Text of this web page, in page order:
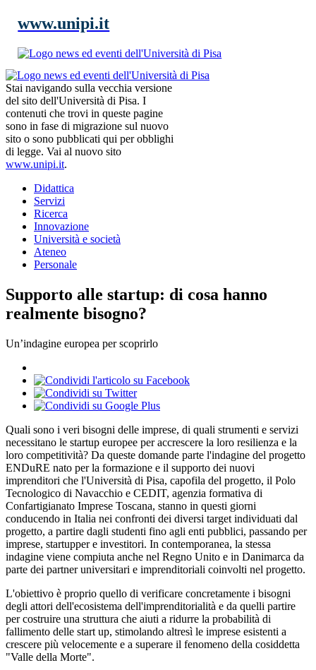
www.unipi.it
Stai navigando sulla vecchia versione
del sito dell'Università di Pisa. I
contenuti che trovi in queste pagine
sono in fase di migrazione sul nuovo
sito o sono pubblicati qui per obblighi
di legge. Vai al nuovo sito
www.unipi.it.
Didattica
Servizi
Ricerca
Innovazione
Università e società
Ateneo
Personale
Supporto alle startup: di cosa hanno
realmente bisogno?
Un’indagine europea per scoprirlo
Quali sono i veri bisogni delle imprese, di quali strumenti e servizi
necessitano le startup europee per accrescere la loro resilienza e la
loro competitività? Da queste domande parte l'indagine del progetto
ENDuRE nato per la formazione e il supporto dei nuovi
imprenditori che l'Università di Pisa, capofila del progetto, il Polo
Tecnologico di Navacchio e CEDIT, agenzia formativa di
Confartigianato Imprese Toscana, stanno in questi giorni
conducendo in Italia nei confronti dei diversi target individuati dal
progetto, a partire dagli studenti fino agli enti pubblici, passando per
imprese, startupper e investitori. In contemporanea, la stessa
indagine viene compiuta anche nel Regno Unito e in Danimarca da
parte dei partner universitari e imprenditoriali coinvolti nel progetto.
L'obiettivo è proprio quello di verificare concretamente i bisogni
degli attori dell'ecosistema dell'imprenditorialità e da quelli partire
per costruire una struttura che aiuti a ridurre la probabilità di
fallimento delle start up, stimolando altresì le imprese esistenti a
crescere più velocemente e a superare il fenomeno della cosiddetta
"Valle della Morte".